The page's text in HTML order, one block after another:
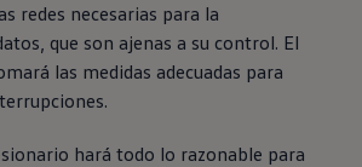
redes necesarias para la
que son ajenas a su control. El
las medidas adecuadas para
hará todo lo razonable para